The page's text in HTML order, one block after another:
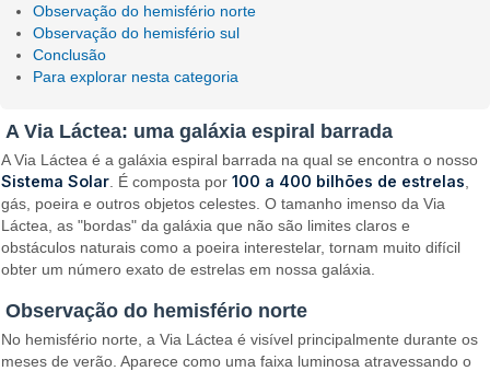
Observação do hemisfério norte
Observação do hemisfério sul
Conclusão
Para explorar nesta categoria
A Via Láctea: uma galáxia espiral barrada
A Via Láctea é a galáxia espiral barrada na qual se encontra o nosso
Sistema Solar. É composta por100 a 400 bilhões de estrelas,
gás, poeira e outros objetos celestes. O tamanho imenso da Via
Láctea, as "bordas" da galáxia que não são limites claros e
obstáculos naturais como a poeira interestelar, tornam muito difícil
obter um número exato de estrelas em nossa galáxia.
Observação do hemisfério norte
No hemisfério norte, a Via Láctea é visível principalmente durante os
meses de verão. Aparece como uma faixa luminosa atravessando o